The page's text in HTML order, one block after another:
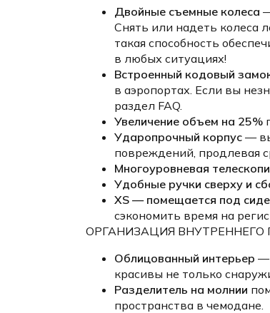
Двойные съемные колеса
Снять или надеть колеса
такая способность
в любых ситуациях!
Встроенный кодовый
в аэропортах. Если вы
раздел FAQ.
Увеличение объем на 25%
Ударопрочный корпус —
повреждений, продлевая
Многоуровневая
Удобные ручки сверху и
XS — помещается под
сэкономить время на
ОРГАНИЗАЦИЯ ВНУТРЕННЕГО
Облицованный интерьер —
красивы не только
Разделитель на молнии
пространства в чемодане.